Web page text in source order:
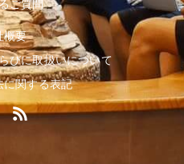
ご質問
概要
びに取扱いについて
に関する表記
R
s